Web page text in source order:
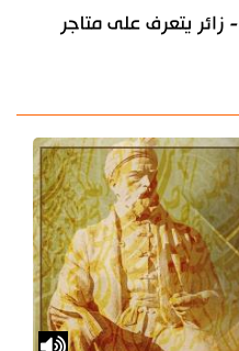
تعليم الفارسية- الدرس 14- زائر يتعرف على متاجر